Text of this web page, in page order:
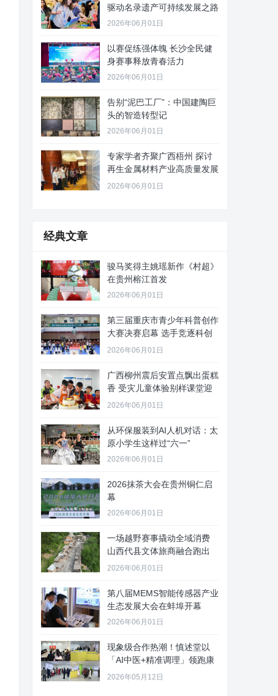
驱动名录遗产可持续发展之路
2026年06月01日
以赛促练强体魄 长沙全民健
身赛事释放青春活力
2026年06月01日
告别“泥巴工厂”：中国建陶巨
头的智造转型记
2026年06月01日
专家学者齐聚广西梧州 探讨
再生金属材料产业高质量发展
路径
2026年06月01日
经典文章
骏马奖得主姚瑶新作《村超》
在贵州榕江首发
2026年06月01日
第三届重庆市青少年科普创作
大赛决赛启幕 选手竞逐科创
舞台
2026年06月01日
广西柳州震后安置点飘出蛋糕
香 受灾儿童体验别样课堂迎
“六
2026年06月01日
从环保服装到AI人机对话：太
原小学生这样过“六一”
2026年06月01日
2026抹茶大会在贵州铜仁启
幕
2026年06月01日
一场越野赛事撬动全域消费
山西代县文体旅商融合跑出
“加速
2026年06月01日
第八届MEMS智能传感器产业
生态发展大会在蚌埠开幕
2026年06月01日
现象级合作热潮！慎述堂以
「AI中医+精准调理」领跑康
养新
2026年05月12日